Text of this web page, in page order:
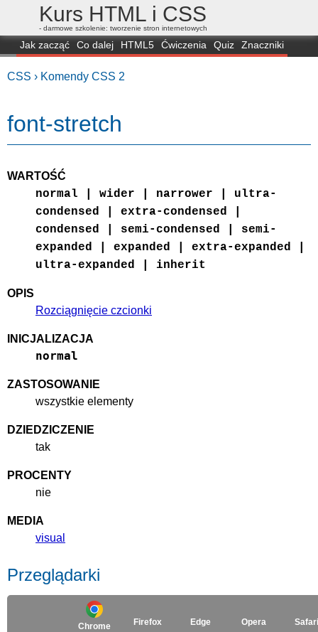
Kurs HTML i CSS
- darmowe szkolenie: tworzenie stron internetowych
Jak zacząć Co dalej HTML5 Ćwiczenia Quiz
Znaczniki
CSS › Komendy CSS 2
font-stretch
WARTOŚĆ
normal | wider | narrower | ultra-
condensed | extra-condensed |
condensed | semi-condensed | semi-
expanded | expanded | extra-expanded |
ultra-expanded | inherit
OPIS
Rozciągnięcie czcionki
INICJALIZACJA
normal
ZASTOSOWANIE
wszystkie elementy
DZIEDZICZENIE
tak
PROCENTY
nie
MEDIA
visual
Przeglądarki
Chrome Firefox Edge Opera Safari